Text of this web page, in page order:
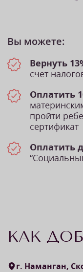
Вы можете:
Вернуть
счет
Оплатить
пройти
сертификат
Оплатить
КАК
г. Наманган,